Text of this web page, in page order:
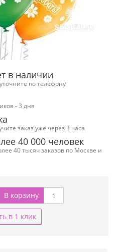
в наличии
по телефону
- 3 дня
заказ уже через 3 часа
40 000 человек
40 тысяч заказов по Москве и
В корзину
в 1 клик